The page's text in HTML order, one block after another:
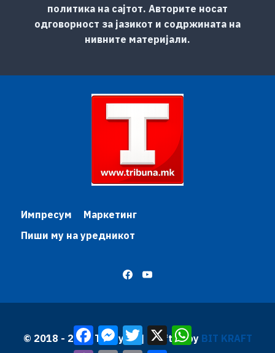
политика на сајтот. Авторите носат
одговорност за јазикот и содржината на
нивните материјали.
Импресум
Маркетинг
Пиши му на уредникот
© 2018 - 2026 Трибуна | Krafted by BIT KRAFT
FacebookMessenger
TwitterX